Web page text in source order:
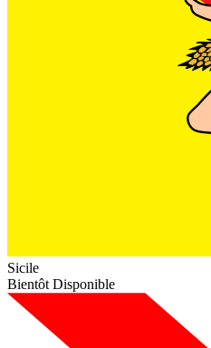
Sicile
Bientôt Disponible